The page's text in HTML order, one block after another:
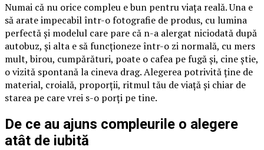
Numai că nu orice compleu e bun pentru viața reală. Una e
să arate impecabil într-o fotografie de produs, cu lumina
perfectă și modelul care pare că n-a alergat niciodată după
autobuz, și alta e să funcționeze într-o zi normală, cu mers
mult, birou, cumpărături, poate o cafea pe fugă și, cine știe,
o vizită spontană la cineva drag. Alegerea potrivită ține de
material, croială, proporții, ritmul tău de viață și chiar de
starea pe care vrei s-o porți pe tine.
De ce au ajuns compleurile o alegere
atât de iubită